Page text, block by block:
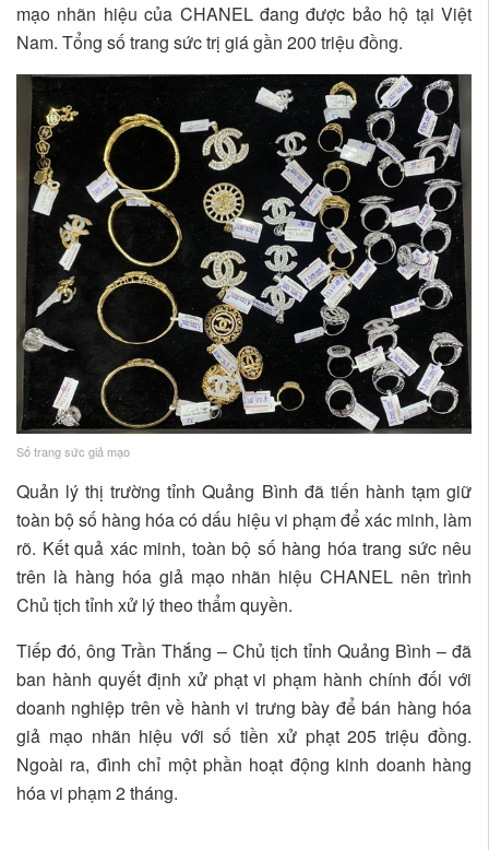
mạo nhãn hiệu của CHANEL đang được bảo hộ tại Việt
Nam. Tổng số trang sức trị giá gần 200 triệu đồng.
Số trang sức giả mạo
Quản lý thị trường tỉnh Quảng Bình đã tiến hành tạm giữ
toàn bộ số hàng hóa có dấu hiệu vi phạm để xác minh, làm
rõ. Kết quả xác minh, toàn bộ số hàng hóa trang sức nêu
trên là hàng hóa giả mạo nhãn hiệu CHANEL nên trình
Chủ tịch tỉnh xử lý theo thẩm quyền.
Tiếp đó, ông Trần Thắng – Chủ tịch tỉnh Quảng Bình – đã
ban hành quyết định xử phạt vi phạm hành chính đối với
doanh nghiệp trên về hành vi trưng bày để bán hàng hóa
giả mạo nhãn hiệu với số tiền xử phạt 205 triệu đồng.
Ngoài ra, đình chỉ một phần hoạt động kinh doanh hàng
hóa vi phạm 2 tháng.